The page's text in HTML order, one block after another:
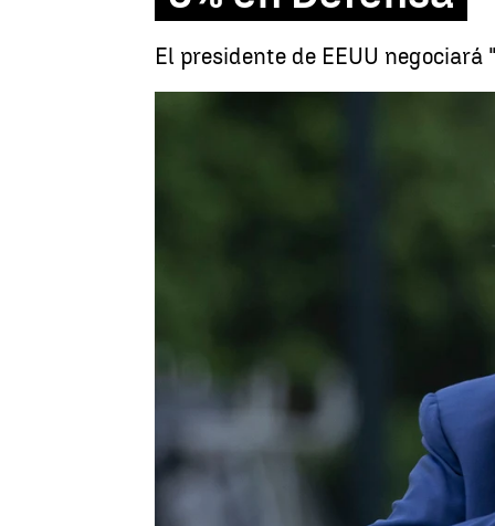
El presidente de EEUU
Luis Alcantud
25 de junio de 2025, 16:53